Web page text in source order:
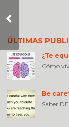
ÚLTIMAS
¿Te
Cómo
Be
Saber